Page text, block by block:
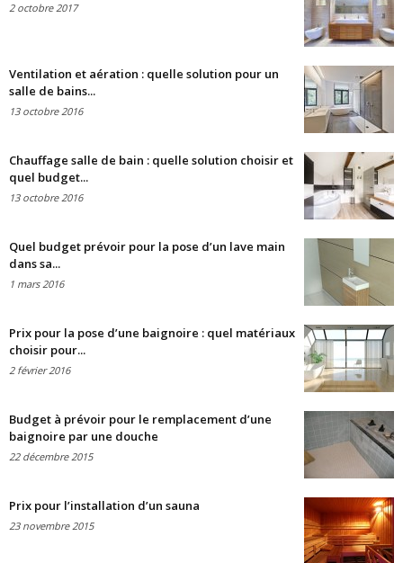
2 octobre 2017
Ventilation et aération : quelle solution pour un
salle de bains...
13 octobre 2016
Chauffage salle de bain : quelle solution choisir et
quel budget...
13 octobre 2016
Quel budget prévoir pour la pose d’un lave main
dans sa...
1 mars 2016
Prix pour la pose d’une baignoire : quel matériaux
choisir pour...
2 février 2016
Budget à prévoir pour le remplacement d’une
baignoire par une douche
22 décembre 2015
Prix pour l’installation d’un sauna
23 novembre 2015